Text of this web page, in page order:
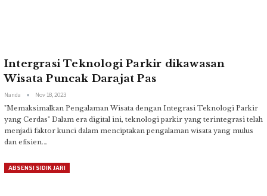
Intergrasi Teknologi Parkir dikawasan
Wisata Puncak Darajat Pas
Nanda Nov 18, 2023
"Memaksimalkan Pengalaman Wisata dengan Integrasi Teknologi Parkir
yang Cerdas" Dalam era digital ini, teknologi parkir yang terintegrasi telah
menjadi faktor kunci dalam menciptakan pengalaman wisata yang mulus
dan efisien.…
ABSENSI SIDIK JARI